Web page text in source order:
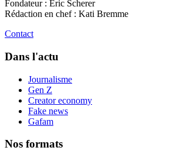
Fondateur : Eric Scherer
Rédaction en chef : Kati Bremme
Contact
Dans l'actu
Journalisme
Gen Z
Creator economy
Fake news
Gafam
Nos formats